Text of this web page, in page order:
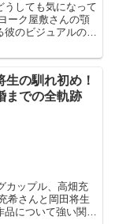
うしても気になって
ーク屋敷さんの顎
彼のビジュアルの魅
の馴れ初め！
までの全軌跡
カップル、高畑充
品について強い関心